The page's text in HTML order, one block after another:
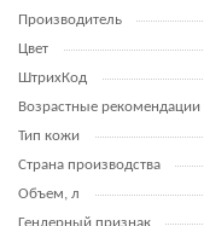
Производитель
Цвет
ШтрихКод
Возрастные рекомендации
Тип кожи
Страна производства
Объем, л